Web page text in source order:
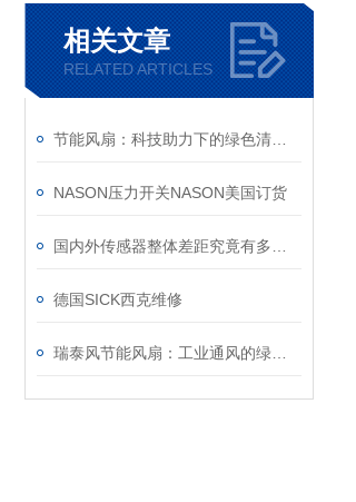
相关文章
RELATED ARTICLES
NASON压力开关NASON美国订货
德国SICK西克维修